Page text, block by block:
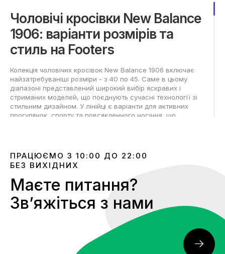
Чоловічі кросівки New Balance
1906: варіанти розмірів та
стиль на Footers
Колекція чоловічих кросівок New Balance 1906 включає
найзатребуваніші розміри - з 40 по 45. Саме в цьому
діапазоні представлений широкий вибір яскравих і
стриманих моделей, що поєднують сучасні технології зі
стильним дизайном. У лінійці є варіанти для активних
прогулянок, спорту та повсякденного носіння, що
New Balance 1906 під чоловічу
стопу?
Для точного вибору кросівок New Balance 1906
рекомендується вимірювати обидві стопи ближче до
вечора, коли ноги трохи збільшені. Грунтуватися варто на
більшій довжині ступні. Вимір проводиться від п'яти до
кінчика найдовшого пальця. Для літнього взуття додають
2 мм до мірки, для весняно-осіннього - 5 мм, при
інтенсивному русі - до 10-15 мм.
ПРАЦЮЄМО З 10:00 ДО 22:00
БЕЗ ВИХІДНИХ
Маєте питання?
Звʼяжіться з нами